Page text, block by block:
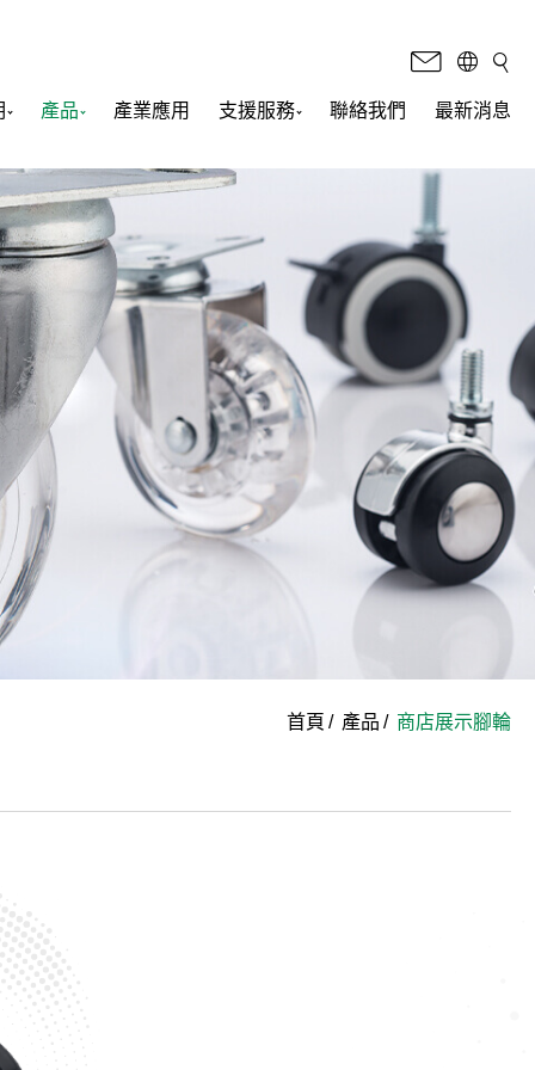
產品 產業應用 支援服務 聯絡我們 最新消息
首頁 產品 商店展示腳輪